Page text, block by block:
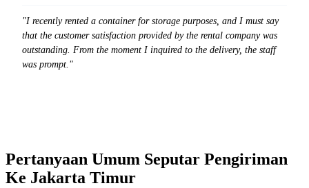
"I recently rented a container for storage purposes, and I must say
that the customer satisfaction provided by the rental company was
outstanding. From the moment I inquired to the delivery, the staff
was prompt."
Pertanyaan Umum Seputar Pengiriman
Ke Jakarta Timur